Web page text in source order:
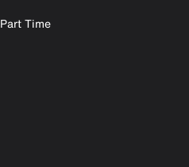
Part Time